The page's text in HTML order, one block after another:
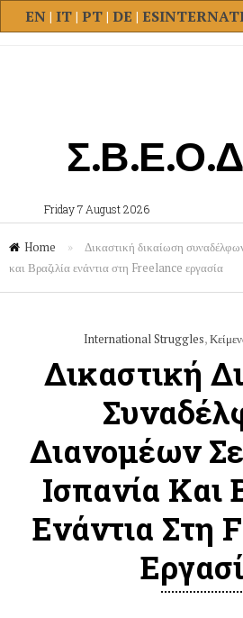
EN| IT| PT| DE | ES
Friday 7 August 2026
Home »
Δικαστική δικαίωση
και Βραζιλία ενάντια στη Freelance εργασία
International Struggles,
Δικαστική
Διανομέων Σε
Ισπανία Και
Ενάντια Στη